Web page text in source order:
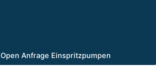
Open Anfrage Einspritzpumpen